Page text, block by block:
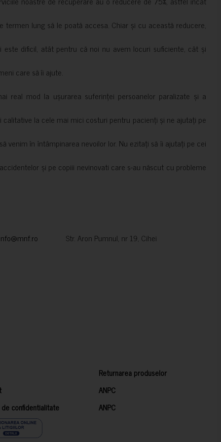
lung să le poată accesa. Chiar și cu această reducere,
dificil, atât pentru că noi nu avem locuri suficiente, cât și
care să îi ajute.
real mod la ușurarea suferinței persoanelor paralizate și a
la cele mai mici costuri pentru pacienți și ne ajutați pe
venim în întâmpinarea nevoilor lor. Nu ezitați să îi ajutați pe cei
și pe copiii nevinovati care s-au născut cu probleme
Str. Aron Pumnul, nr 19, Cihei
Returnarea produselor
ANPC
confidentialitate
ANPC